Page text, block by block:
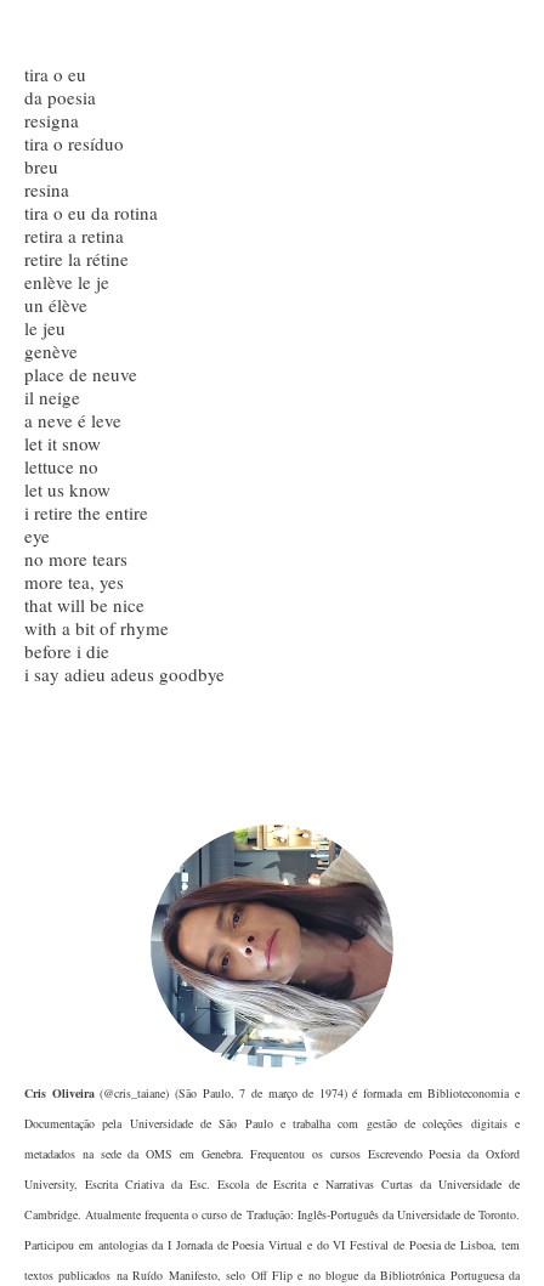
tira o eu
da poesia
resigna
tira o resíduo
breu
resina
tira o eu da rotina
retira a retina
retire la rétine
enlève le je
un élève
le jeu
genève
place de neuve
il neige
a neve é leve
let it snow
lettuce no
let us know
i retire the entire
eye
no more tears
more tea, yes
that will be nice
with a bit of rhyme
before i die
i say adieu adeus goodbye
Cris Oliveira (@cris_taiane) (São Paulo, 7 de março de 1974) é formada em Biblioteconomia e
Documentação pela Universidade de São Paulo e trabalha com gestão de coleções digitais e
metadados na sede da OMS em Genebra. Frequentou os cursos Escrevendo Poesia da Oxford
University, Escrita Criativa da Esc. Escola de Escrita e Narrativas Curtas da Universidade de
Cambridge. Atualmente frequenta o curso de Tradução: Inglês-Português da Universidade de Toronto.
Participou em antologias da I Jornada de Poesia Virtual e do VI Festival de Poesia de Lisboa, tem
textos publicados na Ruído Manifesto, selo Off Flip e no blogue da Bibliotrónica Portuguesa da